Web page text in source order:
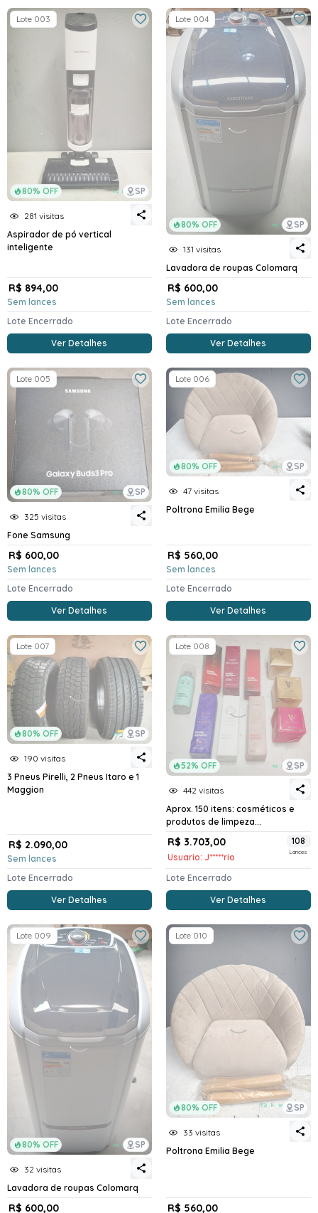
80% OFF SP
Lote 003
281 visitas
Aspirador de pó vertical
inteligente
R$ 894,00
Sem lances
Lote Encerrado
Ver Detalhes
80% OFF SP
Lote 004
131 visitas
Lavadora de roupas Colomarq
R$ 600,00
Sem lances
Lote Encerrado
Ver Detalhes
80% OFF SP
Lote 005
325 visitas
Fone Samsung
R$ 600,00
Sem lances
Lote Encerrado
Ver Detalhes
80% OFF SP
Lote 006
47 visitas
Poltrona Emilia Bege
R$ 560,00
Sem lances
Lote Encerrado
Ver Detalhes
80% OFF SP
Lote 007
190 visitas
3 Pneus Pirelli, 2 Pneus Itaro e 1
Maggion
R$ 2.090,00
Sem lances
Lote Encerrado
Ver Detalhes
52% OFF SP
Lote 008
442 visitas
Aprox. 150 itens: cosméticos e
produtos de limpeza...
R$ 3.703,00
Usuario: J*****rio
108
Lances
Lote Encerrado
Ver Detalhes
80% OFF SP
Lote 009
32 visitas
Lavadora de roupas Colomarq
R$ 600,00
80% OFF SP
Lote 010
33 visitas
Poltrona Emilia Bege
R$ 560,00